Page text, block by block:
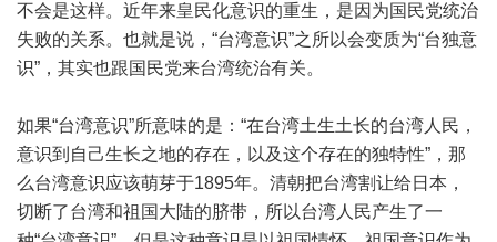
不会是这样。近年来皇民化意识的重生，是因为国民党统治
失败的关系。也就是说，“台湾意识”之所以会变质为“台独意
识”，其实也跟国民党来台湾统治有关。
如果“台湾意识”所意味的是：“在台湾土生土长的台湾人民，
意识到自己生长之地的存在，以及这个存在的独特性”，那
么台湾意识应该萌芽于1895年。清朝把台湾割让给日本，
切断了台湾和祖国大陆的脐带，所以台湾人民产生了一